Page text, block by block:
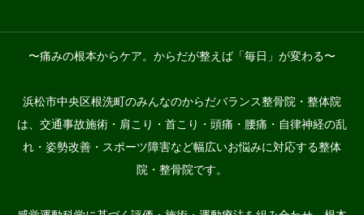
〜痛みの根本からケア。からだが整えば「毎日」が変わる〜
浜松市中央区根洗町のみんなのからだバランス整骨院・整体院
は、交通事故施術・肩こり・首こり・頭痛・腰痛・自律神経の乱
れ・姿勢改善・スポーツ障害など幅広いお悩みに対応する整体
院・整骨院です。